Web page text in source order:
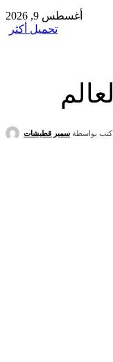
أغسطس 9, 2026
تحميل أكثر
كتب بواسطة سمير قطيشات